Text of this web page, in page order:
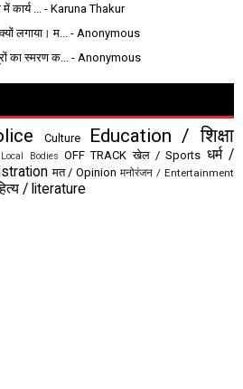
कार्य ... - Karuna Thakur
लगाया। म... - Anonymous
का स्मरण क... - Anonymous
Culture Education / शिक्षा
Local Bodies OFF TRACK खेल / Sports धर्म /
मत / Opinion मनोरंजन / Entertainment
/ literature